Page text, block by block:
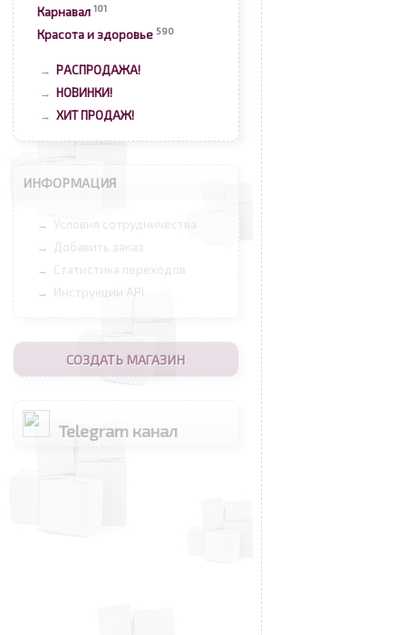
Карнавал 101
Красота и здоровье 590
→ РАСПРОДАЖА!
→ НОВИНКИ!
→ ХИТ ПРОДАЖ!
ИНФОРМАЦИЯ
→ Условия сотрудничества
→ Добавить заказ
→ Статистика переходов
→ Инструкции API
СОЗДАТЬ МАГАЗИН
Telegram канал